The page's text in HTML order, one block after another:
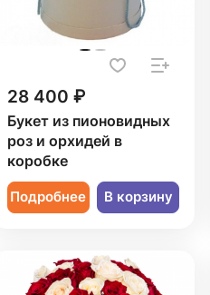
28 400 ₽
Букет из пионовидных
роз и орхидей в
коробке
Подробнее В корзину